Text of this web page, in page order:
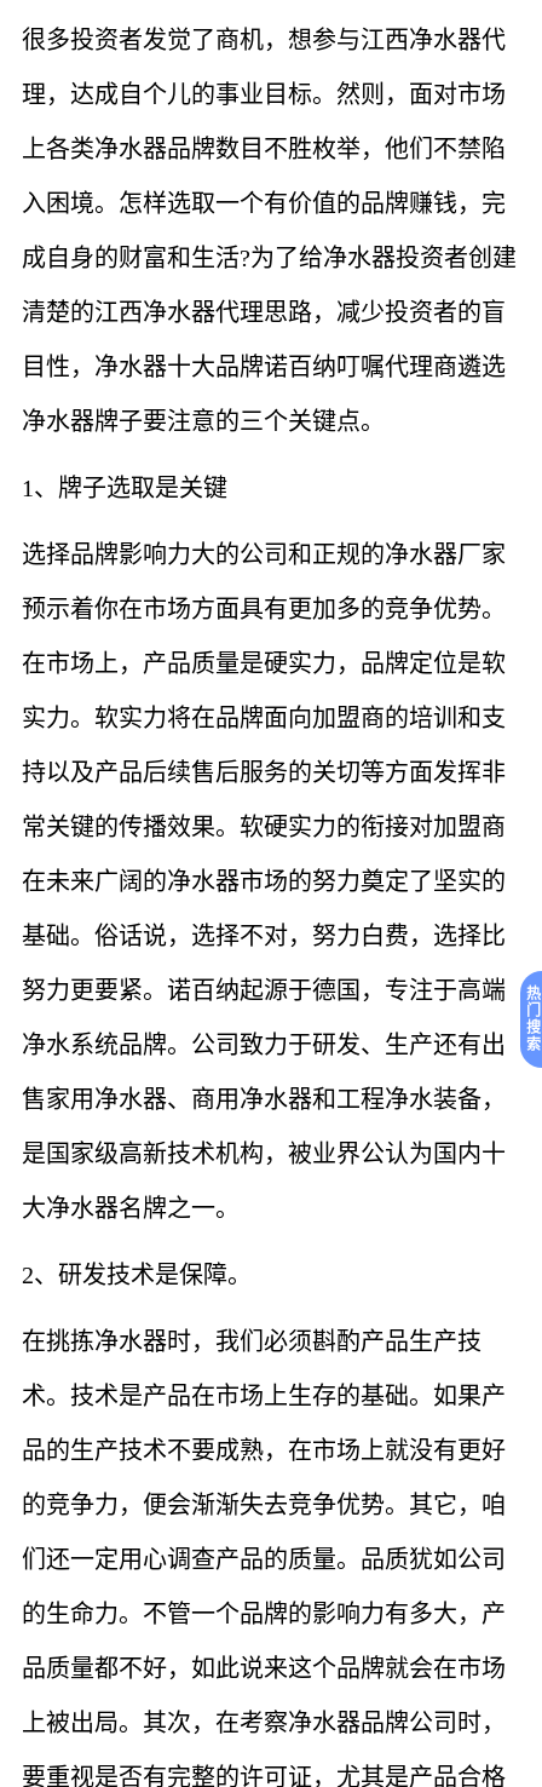
很多投资者发觉了商机，想参与江西净水器代
理，达成自个儿的事业目标。然则，面对市场
上各类净水器品牌数目不胜枚举，他们不禁陷
入困境。怎样选取一个有价值的品牌赚钱，完
成自身的财富和生活?为了给净水器投资者创建
清楚的江西净水器代理思路，减少投资者的盲
目性，净水器十大品牌诺百纳叮嘱代理商遴选
净水器牌子要注意的三个关键点。
1、牌子选取是关键
选择品牌影响力大的公司和正规的净水器厂家
预示着你在市场方面具有更加多的竞争优势。
在市场上，产品质量是硬实力，品牌定位是软
实力。软实力将在品牌面向加盟商的培训和支
持以及产品后续售后服务的关切等方面发挥非
常关键的传播效果。软硬实力的衔接对加盟商
在未来广阔的净水器市场的努力奠定了坚实的
基础。俗话说，选择不对，努力白费，选择比
努力更要紧。诺百纳起源于德国，专注于高端
净水系统品牌。公司致力于研发、生产还有出
售家用净水器、商用净水器和工程净水装备，
是国家级高新技术机构，被业界公认为国内十
大净水器名牌之一。
2、研发技术是保障。
在挑拣净水器时，我们必须斟酌产品生产技
术。技术是产品在市场上生存的基础。如果产
品的生产技术不要成熟，在市场上就没有更好
的竞争力，便会渐渐失去竞争优势。其它，咱
们还一定用心调查产品的质量。品质犹如公司
的生命力。不管一个品牌的影响力有多大，产
品质量都不好，如此说来这个品牌就会在市场
上被出局。其次，在考察净水器品牌公司时，
要重视是否有完整的许可证，尤其是产品合格
热
门
搜
索